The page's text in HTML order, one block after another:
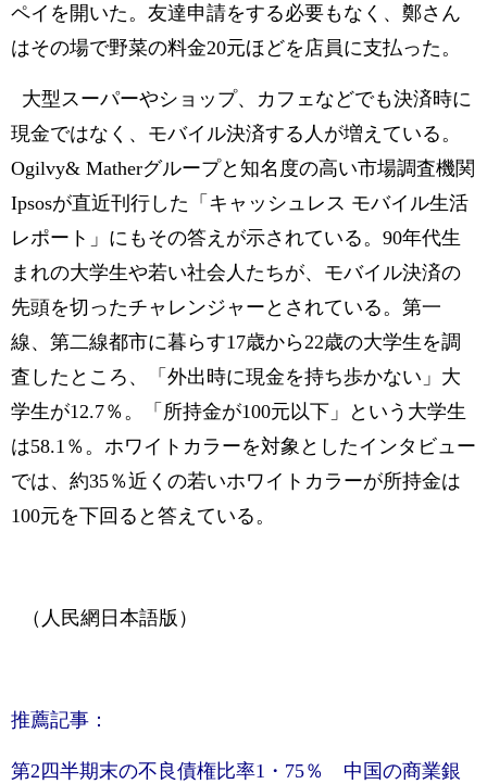
ペイを開いた。友達申請をする必要もなく、鄭さん
はその場で野菜の料金20元ほどを店員に支払った。
大型スーパーやショップ、カフェなどでも決済時に
現金ではなく、モバイル決済する人が増えている。
Ogilvy& Matherグループと知名度の高い市場調査機関
Ipsosが直近刊行した「キャッシュレス モバイル生活
レポート」にもその答えが示されている。90年代生
まれの大学生や若い社会人たちが、モバイル決済の
先頭を切ったチャレンジャーとされている。第一
線、第二線都市に暮らす17歳から22歳の大学生を調
査したところ、「外出時に現金を持ち歩かない」大
学生が12.7％。「所持金が100元以下」という大学生
は58.1％。ホワイトカラーを対象としたインタビュー
では、約35％近くの若いホワイトカラーが所持金は
100元を下回ると答えている。
（人民網日本語版）
推薦記事：
第2四半期末の不良債権比率1・75％ 中国の商業銀